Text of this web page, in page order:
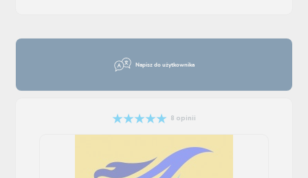
Napisz do użytkownika
8 opinii